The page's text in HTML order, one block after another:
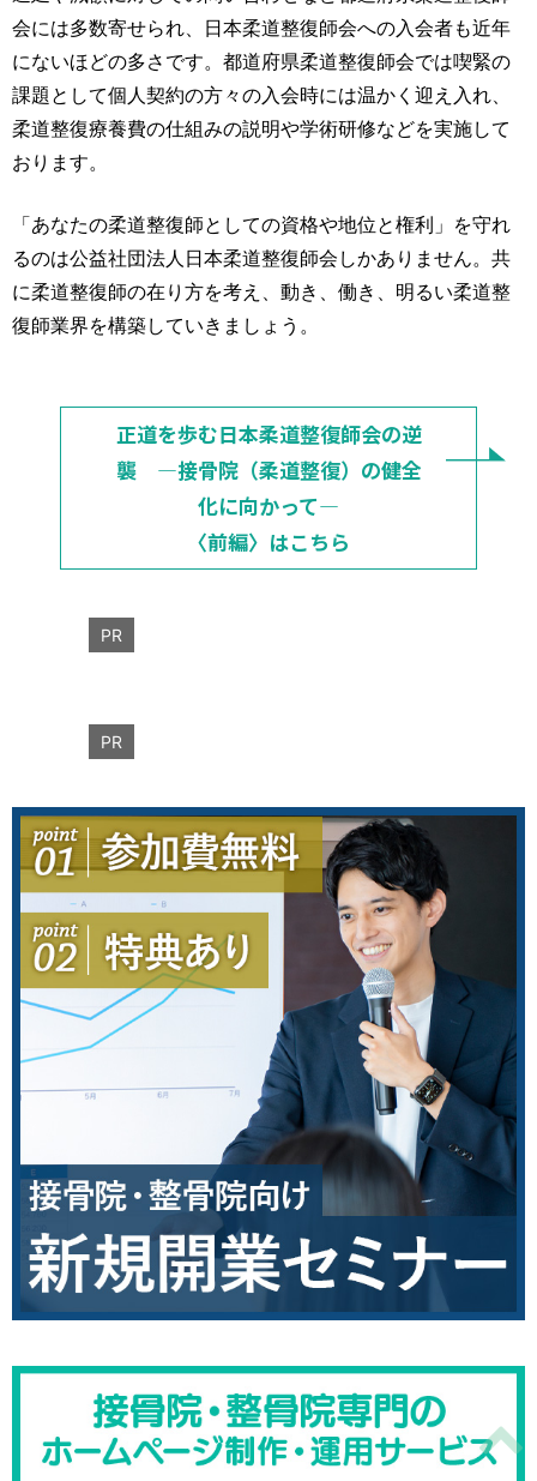
会には多数寄せられ、日本柔道整復師会への入会者も近年
にないほどの多さです。都道府県柔道整復師会では喫緊の
課題として個人契約の方々の入会時には温かく迎え入れ、
柔道整復療養費の仕組みの説明や学術研修などを実施して
おります。
「あなたの柔道整復師としての資格や地位と権利」を守れ
るのは公益社団法人日本柔道整復師会しかありません。共
に柔道整復師の在り方を考え、動き、働き、明るい柔道整
復師業界を構築していきましょう。
正道を歩む日本柔道整復師会の逆
襲 ―接骨院（柔道整復）の健全
化に向かって―
〈前編〉はこちら
PR
PR